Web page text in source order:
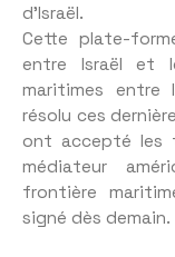
d’Israël.
Cette plate-
entre Israël et
maritimes entre
résolu ces
ont accepté les
médiateur
frontière
signé dès demain.